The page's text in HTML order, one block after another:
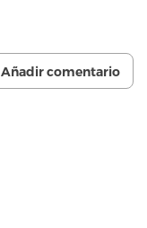
Añadir comentario